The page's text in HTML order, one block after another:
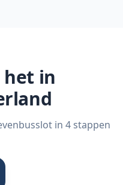
in
in 4 stappen